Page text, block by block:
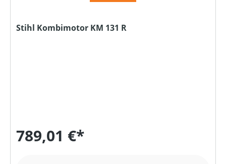
Stihl Kombimotor KM 131 R
789,01 €*